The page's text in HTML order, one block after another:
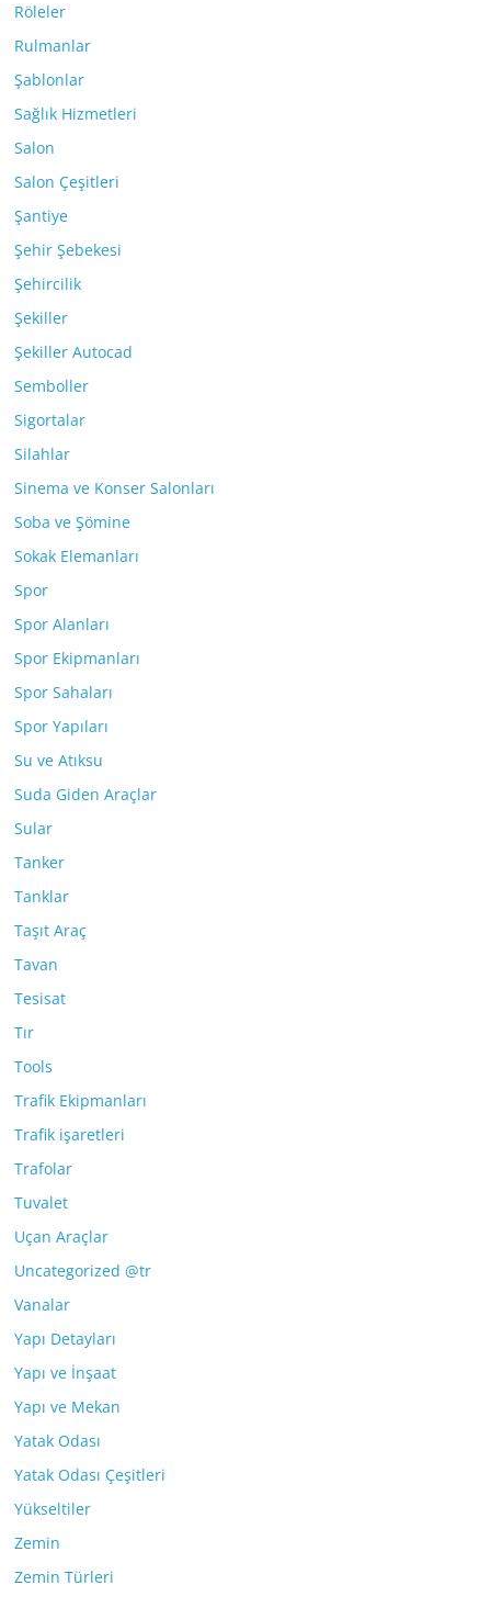
Röleler
Rulmanlar
Şablonlar
Sağlık Hizmetleri
Salon
Salon Çeşitleri
Şantiye
Şehir Şebekesi
Şehircilik
Şekiller
Şekiller Autocad
Semboller
Sigortalar
Silahlar
Sinema ve Konser Salonları
Soba ve Şömine
Sokak Elemanları
Spor
Spor Alanları
Spor Ekipmanları
Spor Sahaları
Spor Yapıları
Su ve Atıksu
Suda Giden Araçlar
Sular
Tanker
Tanklar
Taşıt Araç
Tavan
Tesisat
Tır
Tools
Trafik Ekipmanları
Trafik işaretleri
Trafolar
Tuvalet
Uçan Araçlar
Uncategorized @tr
Vanalar
Yapı Detayları
Yapı ve İnşaat
Yapı ve Mekan
Yatak Odası
Yatak Odası Çeşitleri
Yükseltiler
Zemin
Zemin Türleri